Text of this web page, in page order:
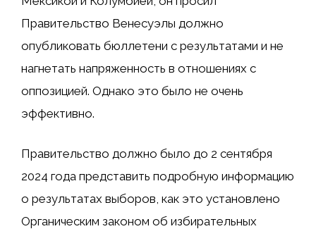
Правительство Венесуэлы должно
опубликовать бюллетени с результатами и не
нагнетать напряженность в отношениях с
оппозицией. Однако это было не очень
эффективно.
Правительство должно было до 2 сентября
2024 года представить подробную информацию
о результатах выборов, как это установлено
Органическим законом об избирательных